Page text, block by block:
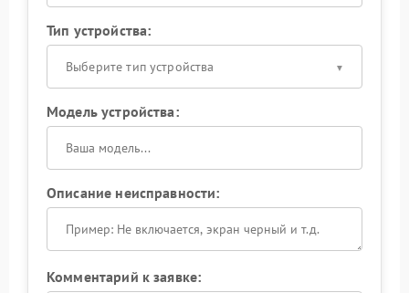
Тип устройства:
Выберите тип устройства
Модель устройства:
Описание неисправности:
Комментарий к заявке: